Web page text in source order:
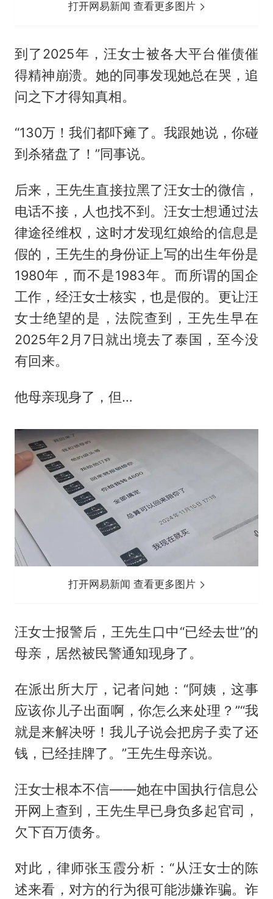
打开网易新闻 查看更多图片
到了2025年，汪女士被各大平台催债催
得精神崩溃。她的同事发现她总在哭，追
问之下才得知真相。
“130万！我们都吓瘫了。我跟她说，你碰
到杀猪盘了！”同事说。
后来，王先生直接拉黑了汪女士的微信，
电话不接，人也找不到。汪女士想通过法
律途径维权，这时才发现红娘给的信息是
假的，王先生的身份证上写的出生年份是
1980年，而不是1983年。而所谓的国企
工作，经汪女士核实，也是假的。更让汪
女士绝望的是，法院查到，王先生早在
2025年2月7日就出境去了泰国，至今没
有回来。
他母亲现身了，但…
打开网易新闻 查看更多图片
汪女士报警后，王先生口中“已经去世”的
母亲，居然被民警通知现身了。
在派出所大厅，记者问她：“阿姨，这事
应该你儿子出面啊，你怎么来处理？”“我
就是来解决呀！我儿子说会把房子卖了还
钱，已经挂牌了。”王先生母亲说。
汪女士根本不信——她在中国执行信息公
开网上查到，王先生早已身负多起官司，
欠下百万债务。
对此，律师张玉霞分析：“从汪女士的陈
述来看，对方的行为很可能涉嫌诈骗。诈